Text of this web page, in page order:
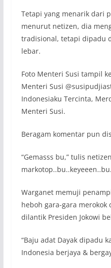
Tetapi yang menarik dari
menurut netizen, dia
tradisional, tetapi dipadu
lebar.
Foto Menteri Susi tampil
Menteri Susi
Indonesiaku Tercinta,
Menteri Susi.
Beragam komentar pun
“Gemasss bu,” tulis
Warganet memuji
heboh gara-gara merokok
dilantik Presiden Jokowi
“Baju adat Dayak dipadu
Indonesia berjaya &